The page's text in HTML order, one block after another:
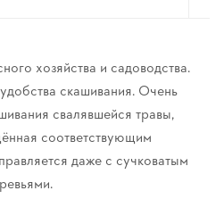
хозяйства и садоводства.
скашивания. Очень
свалявшейся травы,
соответствующим
даже с сучковатым